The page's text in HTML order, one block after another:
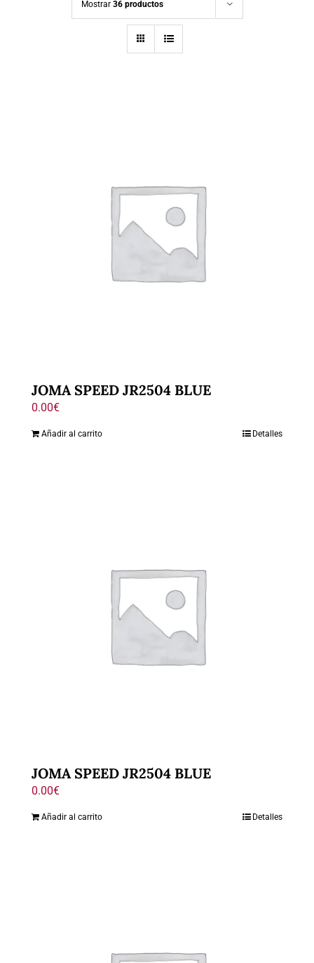
Mostrar 36 productos
JOMA SPEED JR2504 BLUE
0.00€
Añadir al carrito Detalles
JOMA SPEED JR2504 BLUE
0.00€
Añadir al carrito Detalles